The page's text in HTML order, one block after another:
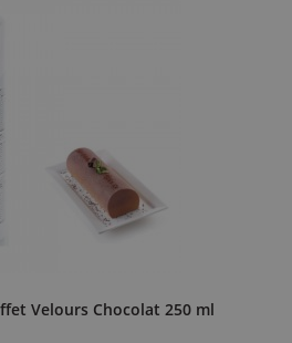
Velours Chocolat 250 ml